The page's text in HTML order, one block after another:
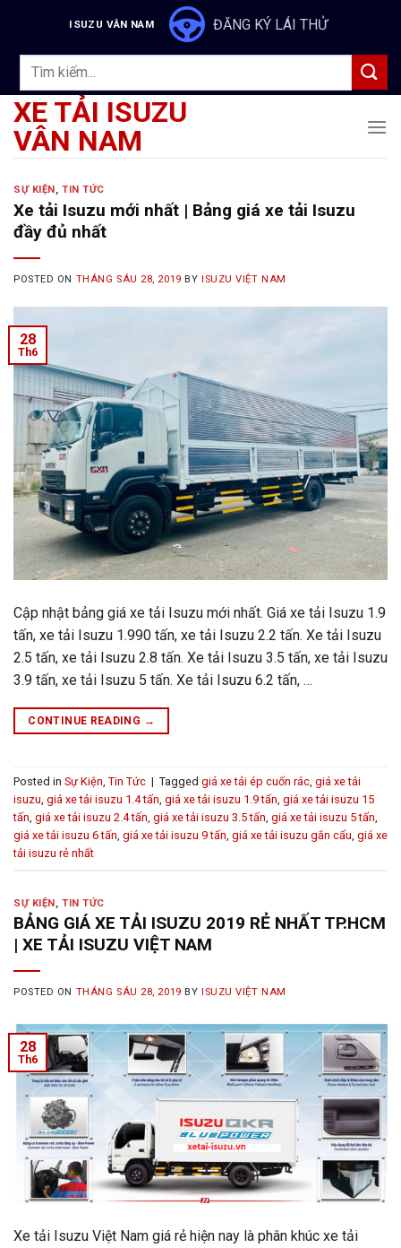
content
ISUZU VÂN NAM ĐĂNG KÝ LÁI THỬ
Tìm
XE TẢI ISUZU
VÂN NAM
SỰ KIỆN,TIN TỨC
Xe tải Isuzu mới nhất | Bảng giá xe tải Isuzu
đầy đủ nhất
POSTED ON THÁNG SÁU 28, 2019 BY ISUZU VIỆT NAM
28
Th6
Cập nhật bảng giá xe tải Isuzu mới nhất. Giá xe tải Isuzu 1.9
tấn, xe tải Isuzu 1.990 tấn, xe tải Isuzu 2.2 tấn. Xe tải Isuzu
2.5 tấn, xe tải Isuzu 2.8 tấn. Xe tải Isuzu 3.5 tấn, xe tải Isuzu
3.9 tấn, xe tải Isuzu 5 tấn. Xe tải Isuzu 6.2 tấn, …
CONTINUE READING →
Posted in Sự Kiện, Tin Tức | Tagged giá xe tải ép cuốn rác, giá xe tải
isuzu, giá xe tải isuzu 1.4 tấn, giá xe tải isuzu 1.9 tấn, giá xe tải isuzu 15
tấn, giá xe tải isuzu 2.4 tấn, giá xe tải isuzu 3.5 tấn, giá xe tải isuzu 5 tấn,
giá xe tải isuzu 6 tấn, giá xe tải isuzu 9 tấn, giá xe tải isuzu gắn cẩu, giá xe
tải isuzu rẻ nhất
SỰ KIỆN,TIN TỨC
BẢNG GIÁ XE TẢI ISUZU 2019 RẺ NHẤT TP.HCM
| XE TẢI ISUZU VIỆT NAM
POSTED ON THÁNG SÁU 28, 2019 BY ISUZU VIỆT NAM
28
Th6
Xe tải Isuzu Việt Nam giá rẻ hiện nay là phân khúc xe tải